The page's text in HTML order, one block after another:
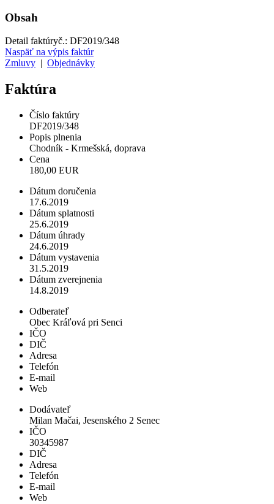
Obsah
Detail faktúryč.: DF2019/348
Naspäť na výpis faktúr
Zmluvy
Objednávky
Faktúra
Číslo faktúry
DF2019/348
Popis plnenia
Chodník - Krmešská, doprava
Cena
180,00 EUR
Dátum doručenia
17.6.2019
Dátum splatnosti
25.6.2019
Dátum úhrady
24.6.2019
Dátum vystavenia
31.5.2019
Dátum zverejnenia
14.8.2019
Odberateľ
Obec Kráľová pri Senci
IČO
DIČ
Adresa
Telefón
E-mail
Web
Dodávateľ
Milan Mačai, Jesenského 2 Senec
IČO
30345987
DIČ
Adresa
Telefón
E-mail
Web